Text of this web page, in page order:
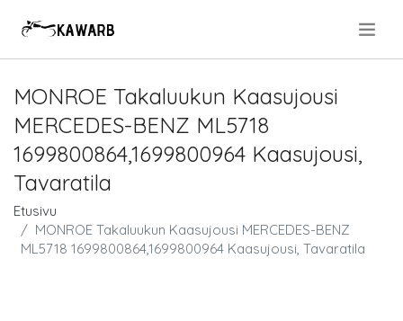
MONROE Takaluukun Kaasujousi
MERCEDES-BENZ ML5718
1699800864,1699800964 Kaasujousi,
Tavaratila
Etusivu
MONROE Takaluukun Kaasujousi MERCEDES-BENZ
ML5718 1699800864,1699800964 Kaasujousi, Tavaratila